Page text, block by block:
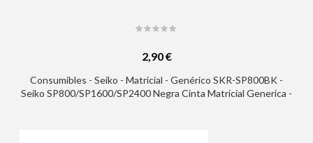
2,90 €
Consumibles - Seiko - Matricial - Genérico SKR-SP800BK -
Seiko SP800/SP1600/SP2400 Negra Cinta Matricial Generica -